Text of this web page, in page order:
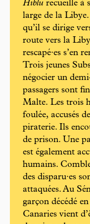
Hiblu recueille à
large de la
qu’il se dirige
route vers la
rescapé·es s’en
Trois jeunes
négocier un
passagers sont
Malte. Les trois
foulée, accusés
piraterie. Ils
de prison. Une
est également
humains.
des disparu·es
attaquées. Au
garçon décédé
Canaries vient